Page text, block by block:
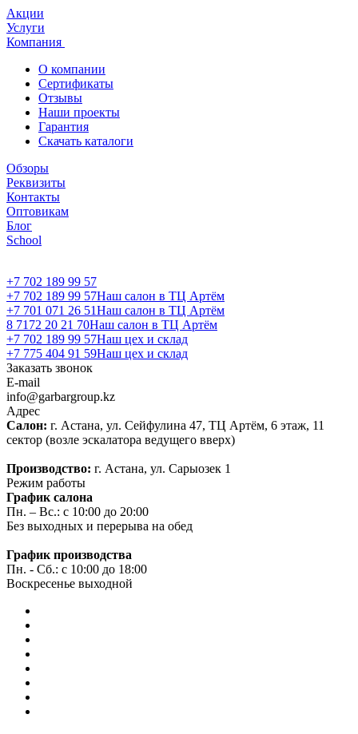
Акции
Услуги
Компания
О компании
Сертификаты
Отзывы
Наши проекты
Гарантия
Скачать каталоги
Обзоры
Реквизиты
Контакты
Оптовикам
Блог
School
+7 702 189 99 57
+7 702 189 99 57Наш салон в ТЦ Артём
+7 701 071 26 51Наш салон в ТЦ Артём
8 7172 20 21 70Наш салон в ТЦ Артём
+7 702 189 99 57Наш цех и склад
+7 775 404 91 59Наш цех и склад
Заказать звонок
E-mail
info@garbargroup.kz
Адрес
Салон: г. Астана, ул. Сейфулина 47, ТЦ Артём, 6 этаж, 11
сектор (возле эскалатора ведущего вверх)
Производство: г. Астана, ул. Сарыозек 1
Режим работы
График салона
Пн. – Вс.: с 10:00 до 20:00
Без выходных и перерыва на обед
График производства
Пн. - Сб.: с 10:00 до 18:00
Воскресенье выходной